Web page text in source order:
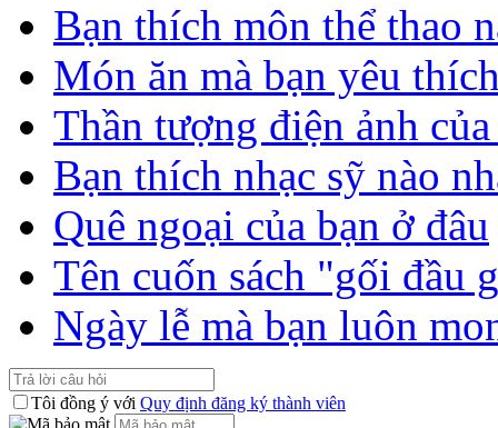
Bạn thích môn thể thao
Món ăn mà bạn yêu
Thần tượng điện ảnh
Bạn thích nhạc sỹ nào
Quê ngoại của bạn ở đâu
Tên cuốn sách "gối đầu
Ngày lễ mà bạn luôn
Tôi đồng ý với Quy định đăng ký thành viên